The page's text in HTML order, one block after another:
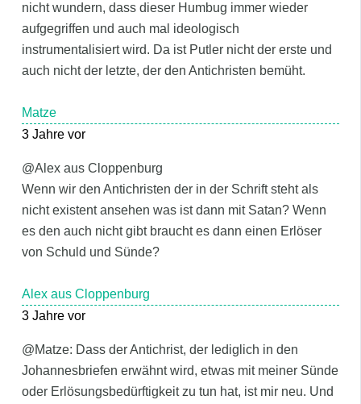
nicht wundern, dass dieser Humbug immer wieder
aufgegriffen und auch mal ideologisch
instrumentalisiert wird. Da ist Putler nicht der erste und
auch nicht der letzte, der den Antichristen bemüht.
Matze
3 Jahre vor
@Alex aus Cloppenburg
Wenn wir den Antichristen der in der Schrift steht als
nicht existent ansehen was ist dann mit Satan? Wenn
es den auch nicht gibt braucht es dann einen Erlöser
von Schuld und Sünde?
Alex aus Cloppenburg
3 Jahre vor
@Matze: Dass der Antichrist, der lediglich in den
Johannesbriefen erwähnt wird, etwas mit meiner Sünde
oder Erlösungsbedürftigkeit zu tun hat, ist mir neu. Und